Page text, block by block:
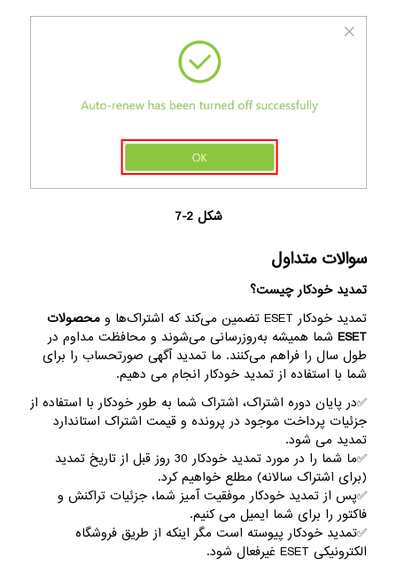
شکل 2-7
سوالات متداول
تمدید خودکار چیست؟
تمدید خودکار ESET تضمین می‌کند که اشتراک‌ها و
محصولات
ESETشما همیشه به‌روزرسانی می‌شوند و محافظت مداوم در
طول سال را فراهم می‌کنند. ما تمدید آگهی صورتحساب را برای
شما با استفاده از تمدید خودکار انجام می دهیم.
✅در پایان دوره اشتراک، اشتراک شما به طور خودکار با استفاده از
جزئیات پرداخت موجود در پرونده و قیمت اشتراک استاندارد
تمدید می شود.
✅ما شما را در مورد تمدید خودکار 30 روز قبل از تاریخ تمدید
(برای اشتراک سالانه) مطلع خواهیم کرد.
✅پس از تمدید خودکار موفقیت آمیز شما، جزئیات تراکنش و
فاکتور را برای شما ایمیل می کنیم.
✅تمدید خودکار پیوسته است مگر اینکه از طریق فروشگاه
الکترونیکی ESET غیرفعال شود.